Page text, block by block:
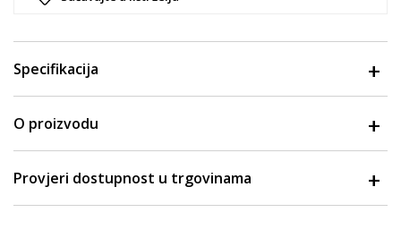
Specifikacija
O proizvodu
Provjeri dostupnost u trgovinama